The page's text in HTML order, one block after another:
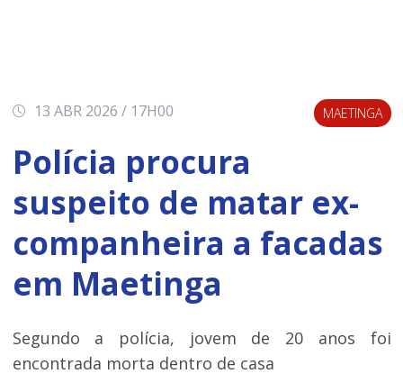
13 ABR 2026 / 17H00 MAETINGA
Polícia procura
suspeito de matar ex-
companheira a facadas
em Maetinga
Segundo a polícia, jovem de 20 anos foi
encontrada morta dentro de casa